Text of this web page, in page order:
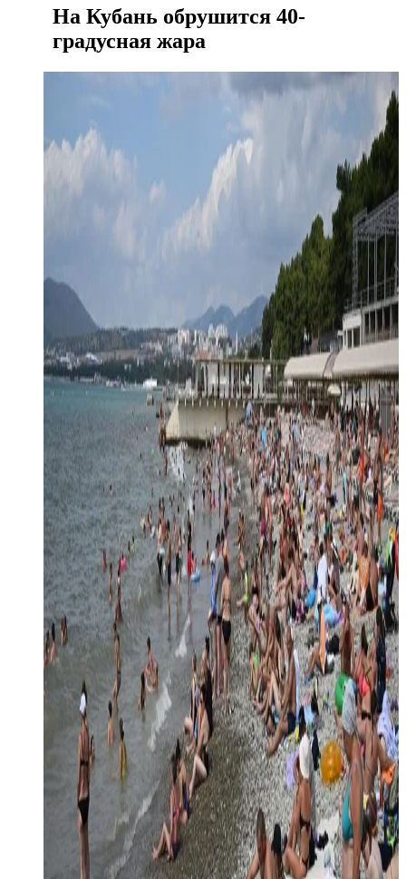
На Кубань обрушится 40-
градусная жара